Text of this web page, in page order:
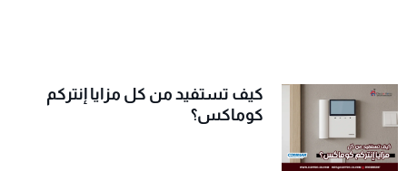
كيف تستفيد من كل مزايا إنتركم
كوماكس؟